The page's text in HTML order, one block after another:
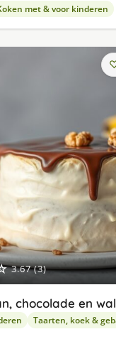
met & voor kinderen
3.67 (3)
chocolade en
Taarten, koek &